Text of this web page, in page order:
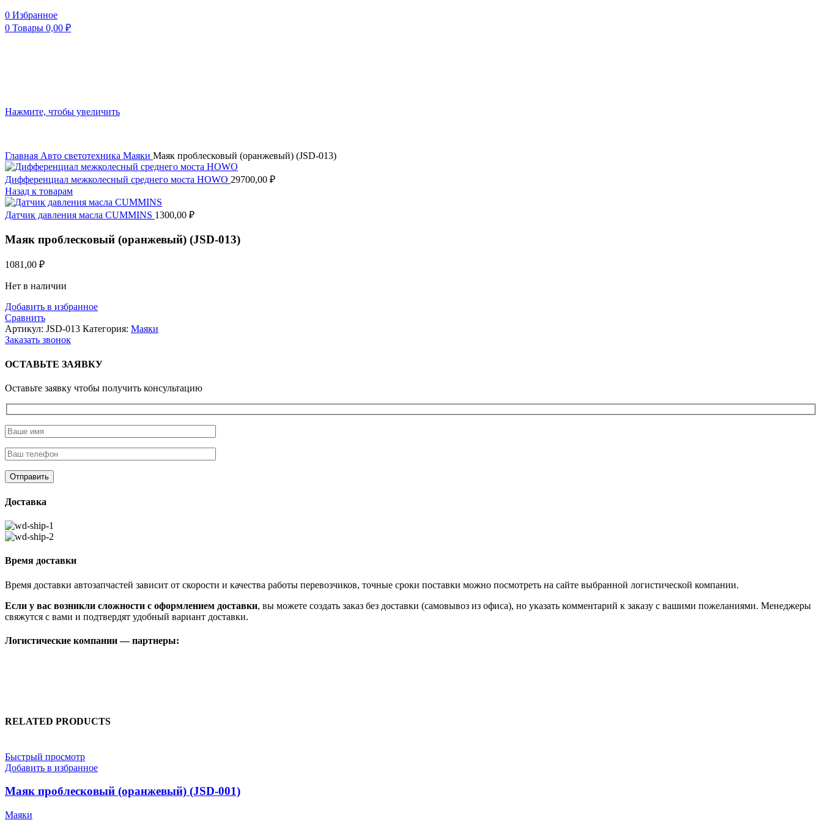
0 Избранное
0 Товары 0,00 ₽
Нажмите, чтобы увеличить
Главная Авто светотехника Маяки Маяк проблесковый (оранжевый) (JSD-013)
Дифференциал межколесный среднего моста HOWO 29700,00 ₽
Назад к товарам
Датчик давления масла CUMMINS 1300,00 ₽
Маяк проблесковый (оранжевый) (JSD-013)
1081,00 ₽
Нет в наличии
Добавить в избранное
Сравнить
Артикул: JSD-013 Категория: Маяки
Заказать звонок
ОСТАВЬТЕ ЗАЯВКУ
Оставьте заявку чтобы получить консультацию
Доставка
Время доставки
Время доставки автозапчастей зависит от скорости и качества работы перевозчиков, точные сроки поставки можно посмотреть на сайте выбранной логистической компании.
Если у вас возникли сложности с оформлением доставки, вы можете создать заказ без доставки (самовывоз из офиса), но указать комментарий к заказу с вашими пожеланиями. Менеджеры
свяжутся с вами и подтвердят удобный вариант доставки.
Логистические компании — партнеры:
RELATED PRODUCTS
Быстрый просмотр
Добавить в избранное
Маяк проблесковый (оранжевый) (JSD-001)
Маяки